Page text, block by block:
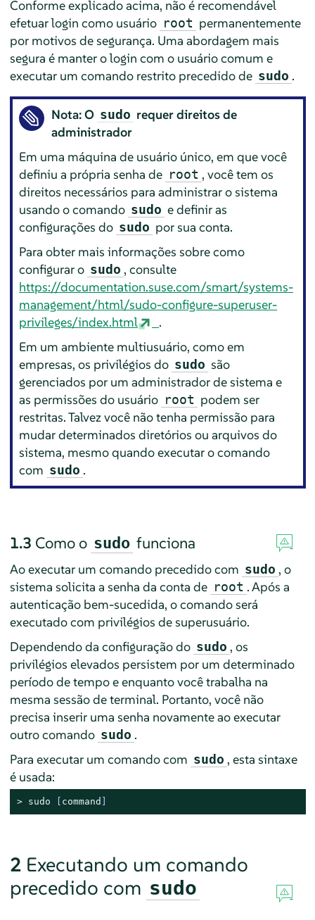
Conforme explicado acima, não é recomendável
efetuar login como usuário root permanentemente
por motivos de segurança. Uma abordagem mais
segura é manter o login com o usuário comum e
executar um comando restrito precedido de sudo .
Nota: O sudo requer direitos de
administrador
Em uma máquina de usuário único, em que você
definiu a própria senha de root , você tem os
direitos necessários para administrar o sistema
usando o comando sudo e definir as
configurações do sudo por sua conta.
Para obter mais informações sobre como
configurar o sudo , consulte
https://documentation.suse.com/smart/systems-
management/html/sudo-configure-superuser-
privileges/index.html
.
Em um ambiente multiusuário, como em
empresas, os privilégios do sudo são
gerenciados por um administrador de sistema e
as permissões do usuário root podem ser
restritas. Talvez você não tenha permissão para
mudar determinados diretórios ou arquivos do
sistema, mesmo quando executar o comando
com sudo .
1.3 Como o sudo funciona
Ao executar um comando precedido com sudo , o
sistema solicita a senha da conta de root . Após a
autenticação bem-sucedida, o comando será
executado com privilégios de superusuário.
Dependendo da configuração do sudo , os
privilégios elevados persistem por um determinado
período de tempo e enquanto você trabalha na
mesma sessão de terminal. Portanto, você não
precisa inserir uma senha novamente ao executar
outro comando sudo .
Para executar um comando com sudo , esta sintaxe
é usada:
> sudo [ command ]
2 Executando um comando
precedido com sudo